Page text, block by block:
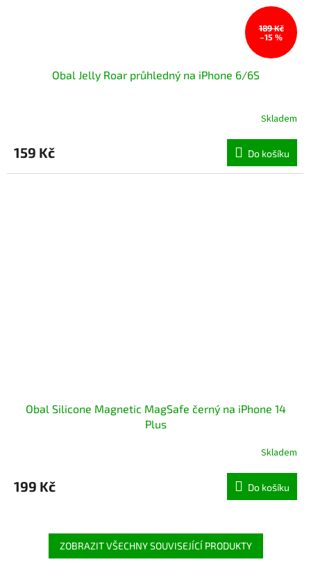
189 Kč
–15 %
Obal Jelly Roar průhledný na iPhone 6/6S
produktu
je
5,0
Skladem
159 Kč Do košíku
Obal Silicone Magnetic MagSafe černý na iPhone 14
Plus
Skladem
199 Kč Do košíku
ZOBRAZIT VŠECHNY SOUVISEJÍCÍ PRODUKTY